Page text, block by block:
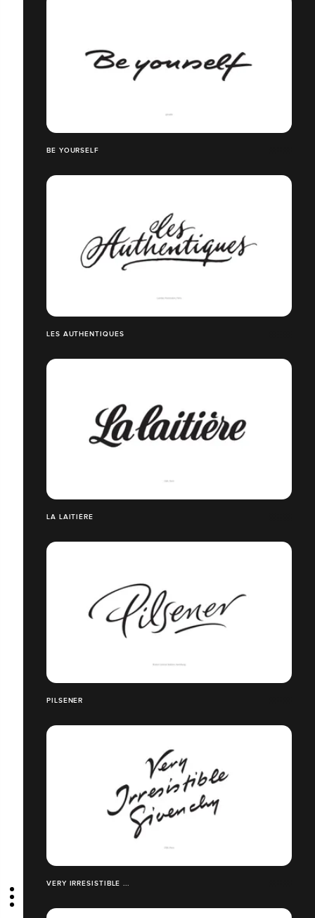
BE YOURSELF
LES AUTHENTIQUES
LA LAITIÈRE
PILSENER
VERY IRRESISTIBLE ...